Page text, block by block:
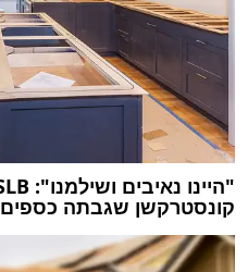
קונסטרקשן שגבתה כספים